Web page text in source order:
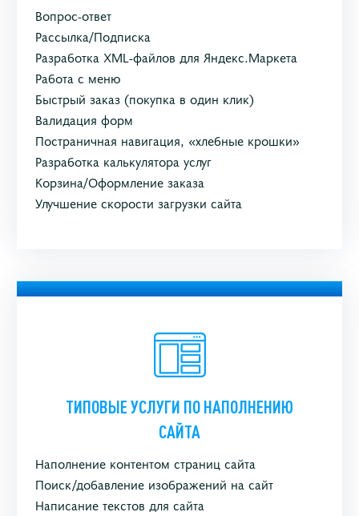
Вопрос-ответ
Рассылка/Подписка
Разработка XML-файлов для Яндекс.Маркета
Работа с меню
Быстрый заказ (покупка в один клик)
Валидация форм
Постраничная навигация, «хлебные крошки»
Разработка калькулятора услуг
Корзина/Оформление заказа
Улучшение скорости загрузки сайта
ТИПОВЫЕ УСЛУГИ ПО НАПОЛНЕНИЮ
САЙТА
Наполнение контентом страниц сайта
Поиск/добавление изображений на сайт
Написание текстов для сайта